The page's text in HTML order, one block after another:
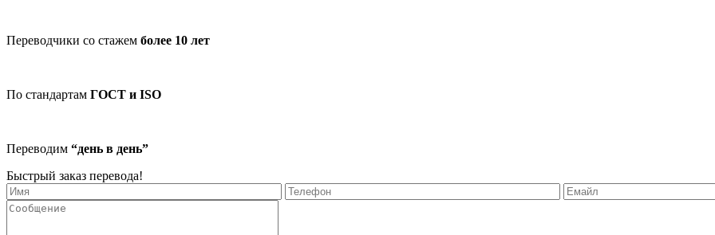
Переводчики со стажем более 10 лет
По стандартам ГОСТ и ISO
Переводим “день в день”
Быстрый заказ перевода!